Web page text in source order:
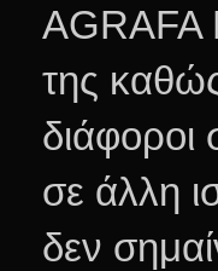
AGRAFA
της
σε άλλη
δεν